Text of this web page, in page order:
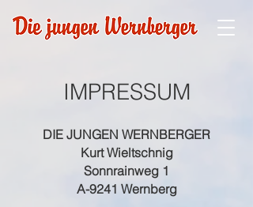
IMPRESSUM
DIE JUNGEN WERNBERGER
Kurt Wieltschnig
Sonnrainweg 1
A-9241 Wernberg